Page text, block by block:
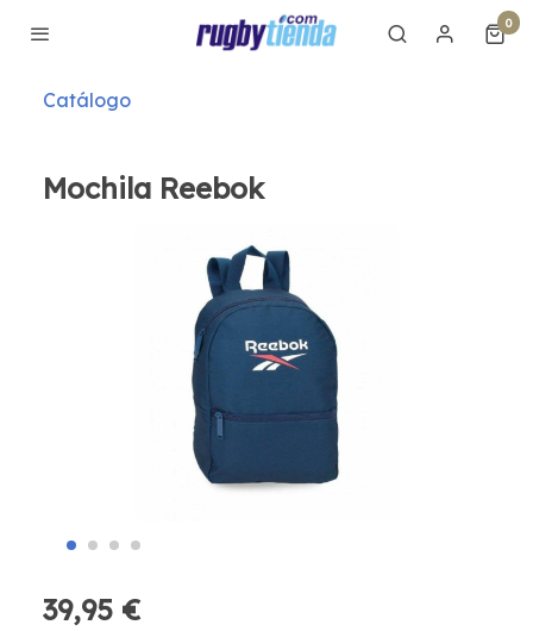
0
Catálogo
Mochila Reebok
39,95 €